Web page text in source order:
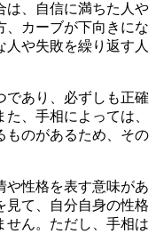
は、自信に満ちた人や
、カーブが下向きにな
や失敗を繰り返す人
であり、必ずしも正確
、手相によっては、
ものがあるため、その
や性格を表す意味があ
見て、自分自身の性格
せん。ただし、手相は